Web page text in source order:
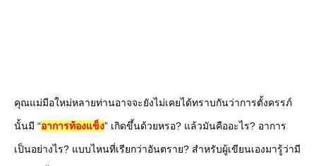
คุณแม่มือใหม่หลายท่านอาจจะยังไม่เคยได้ทราบกันว่าการตั้งครรภ์
นั้นมี “อาการท้องแข็ง” เกิดขึ้นด้วยหรอ? แล้วมันคืออะไร? อาการ
เป็นอย่างไร? แบบไหนที่เรียกว่าอันตราย? สำหรับผู้เขียนเองมารู้ว่ามี